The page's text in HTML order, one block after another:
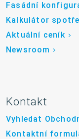
Fasádní
Kalkulátor
Aktuální ceník
Newsroom
Kontakt
Vyhledat
Kontaktní